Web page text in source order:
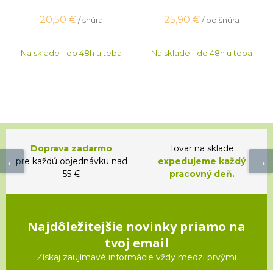
20,50 € / šnúra
Na sklade - do 48h u teba
25,90 €/ polšnúra
Na sklade - do 48h u teba
Doprava zadarmo
pre každú objednávku nad
55 €
Tovar na sklade
expedujeme každý
pracovný deň.
Najdôležitejšie novinky priamo na
tvoj email
Získaj zaujímavé informácie vždy medzi prvými